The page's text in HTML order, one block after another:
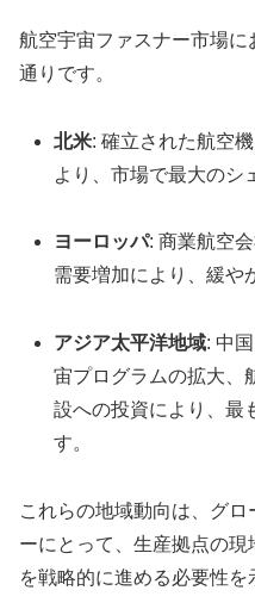
航空宇宙ファスナー市場
通りです。
北米: 確立された航空
より、市場で最大のシ
ヨーロッパ: 商業航空
需要増加により、緩や
アジア太平洋地域: 中
宙プログラムの拡大、
設への投資により、最
す。
これらの地域動向は、グ
ーにとって、生産拠点の
を戦略的に進める必要性を